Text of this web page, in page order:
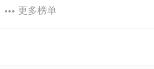
更多榜单